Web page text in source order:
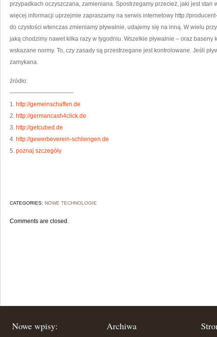
przypadkach oczyszczana, zamieniana. Spostrzegamy przecież, jaki jest stan
więcej informacji uprzejmie zapraszamy na serwis internetowy http://
do czystości wtenczas zmieniamy pływalnie, udajemy się na inną. W wielu
jaką chodzimy nawet kilka razy w tygodniu. Wszelkie pływalnie – oraz baseny
wskazane normy. To, czy zasady są przestrzegane jest kontrolowane. Jeśli
zamykana.
źródło:
———————————
1. http://gemeinschaffen.de
2. http://germancash4click.de
3. http://getcubed.de
4. http://gewerbeverein-schliengen.de
5. poznaj szczegóły
CATEGORIES: NOWE TECHNOLOGIE
Comments are closed.
Nowe wpisy: Archiwa